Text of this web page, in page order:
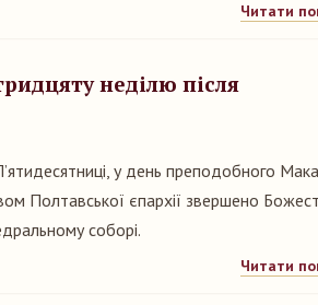
Читати
неділю після
у день преподобного
Полтавської єпархії звершено
соборі.
Читати